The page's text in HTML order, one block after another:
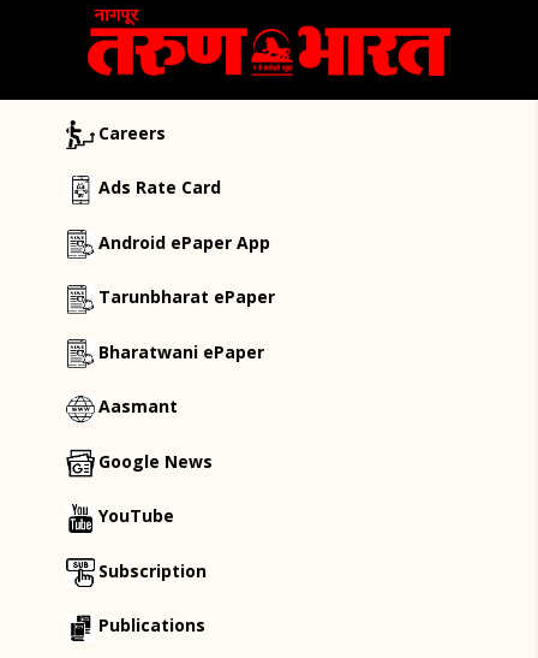
Careers
Ads Rate Card
Android ePaper App
Tarunbharat ePaper
Bharatwani ePaper
Aasmant
Google News
YouTube
Subscription
Publications